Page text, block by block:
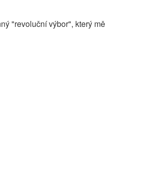
"revoluční výbor", který mě